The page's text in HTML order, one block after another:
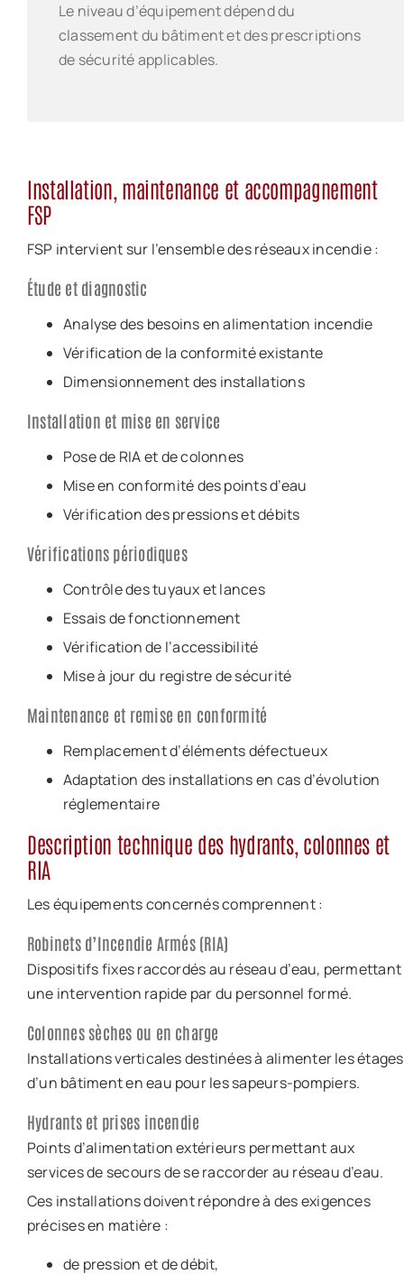
Le niveau d’équipement dépend du
classement du bâtiment et des prescriptions
de sécurité applicables.
Installation, maintenance et accompagnement
FSP
FSP intervient sur l’ensemble des réseaux incendie :
Étude et diagnostic
Analyse des besoins en alimentation incendie
Vérification de la conformité existante
Dimensionnement des installations
Installation et mise en service
Pose de RIA et de colonnes
Mise en conformité des points d’eau
Vérification des pressions et débits
Vérifications périodiques
Contrôle des tuyaux et lances
Essais de fonctionnement
Vérification de l’accessibilité
Mise à jour du registre de sécurité
Maintenance et remise en conformité
Remplacement d’éléments défectueux
Adaptation des installations en cas d’évolution
réglementaire
Description technique des hydrants, colonnes et
RIA
Les équipements concernés comprennent :
Robinets d’Incendie Armés (RIA)
Dispositifs fixes raccordés au réseau d’eau, permettant
une intervention rapide par du personnel formé.
Colonnes sèches ou en charge
Installations verticales destinées à alimenter les étages
d’un bâtiment en eau pour les sapeurs-pompiers.
Hydrants et prises incendie
Points d’alimentation extérieurs permettant aux
services de secours de se raccorder au réseau d’eau.
Ces installations doivent répondre à des exigences
précises en matière :
de pression et de débit,